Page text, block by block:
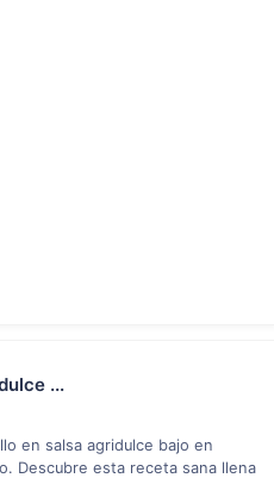
...
en salsa agridulce bajo en
Descubre esta receta sana llena